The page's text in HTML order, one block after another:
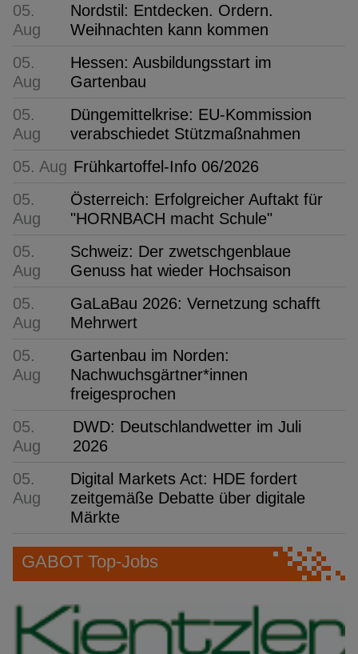
05.
Aug
Nordstil: Entdecken. Ordern.
Weihnachten kann kommen
05.
Aug
Hessen: Ausbildungsstart im
Gartenbau
05.
Aug
Düngemittelkrise: EU-Kommission
verabschiedet Stützmaßnahmen
05. Aug Frühkartoffel-Info 06/2026
05.
Aug
Österreich: Erfolgreicher Auftakt für
"HORNBACH macht Schule"
05.
Aug
Schweiz: Der zwetschgenblaue
Genuss hat wieder Hochsaison
05.
Aug
GaLaBau 2026: Vernetzung schafft
Mehrwert
05.
Aug
Gartenbau im Norden:
Nachwuchsgärtner*innen
freigesprochen
05.
Aug
DWD: Deutschlandwetter im Juli
2026
05.
Aug
Digital Markets Act: HDE fordert
zeitgemäße Debatte über digitale
Märkte
GABOT Top-Jobs